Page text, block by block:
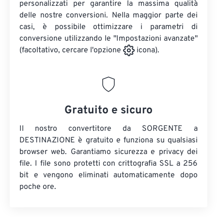
personalizzati per garantire la massima qualità
delle nostre conversioni. Nella maggior parte dei
casi, è possibile ottimizzare i parametri di
conversione utilizzando le "Impostazioni avanzate"
(facoltativo, cercare l'opzione
icona).
Gratuito e sicuro
Il nostro convertitore da SORGENTE a
DESTINAZIONE è gratuito e funziona su qualsiasi
browser web. Garantiamo sicurezza e privacy dei
file. I file sono protetti con crittografia SSL a 256
bit e vengono eliminati automaticamente dopo
poche ore.